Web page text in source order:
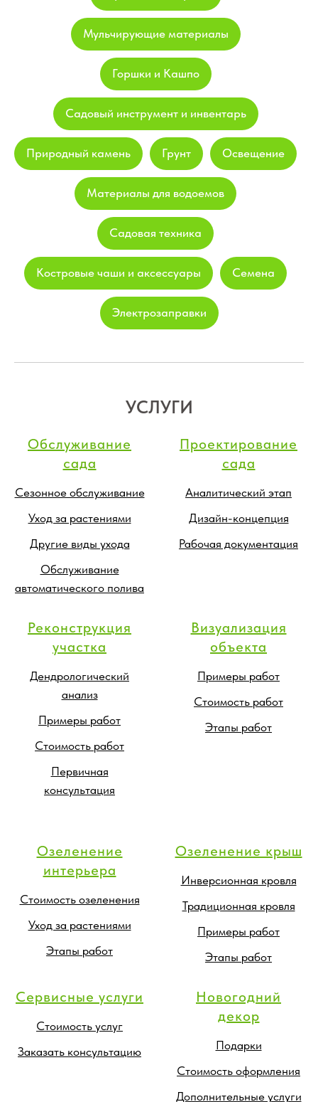
Мульчирующие материалы
Горшки и Кашпо
Садовый инструмент и инвентарь
Природный камень Грунт Освещение
Материалы для водоемов
Садовая техника
Костровые чаши и аксессуары Семена
Электрозаправки
УСЛУГИ
Обслуживание
сада
Сезонное обслуживание
Уход за растениями
Другие виды ухода
Обслуживание
автоматического полива
Проектирование
сада
Аналитический этап
Дизайн-концепция
Рабочая документация
Реконструкция
участка
Дендрологический
анализ
Примеры работ
Стоимость работ
Первичная
консультация
Визуализация
объекта
Примеры работ
Стоимость работ
Этапы работ
Озеленение
интерьера
Стоимость озеленения
Уход за растениями
Этапы работ
Озеленение крыш
Инверсионная кровля
Традиционная кровля
Примеры работ
Этапы работ
Сервисные услуги
Стоимость услуг
Заказать консультацию
Новогодний
декор
Подарки
Стоимость оформления
Дополнительные услуги